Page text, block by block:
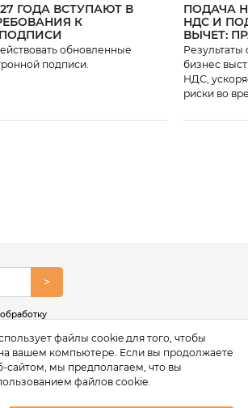
ГОДА ВСТУПАЮТ В
К
обновленные
подписи.
ПОДАЧА
НДС И
ВЫЧЕТ:
бизнес
НДС,
риски во
>
файлы cookie для того, чтобы
вашем компьютере. Если вы продолжаете
сайтом, мы предполагаем, что вы
файлов cookie.